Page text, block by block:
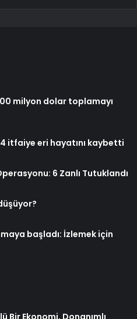
milyon dolar toplamayı
itfaiye eri hayatını kaybetti
6 Zanlı Tutuklandı
başladı: İzlemek için
Bir Ekonomi, Donanımlı